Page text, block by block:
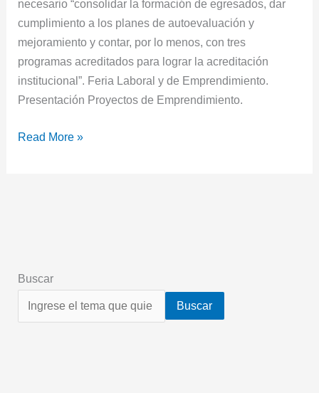
necesario “consolidar la formación de egresados, dar
cumplimiento a los planes de autoevaluación y
mejoramiento y contar, por lo menos, con tres
programas acreditados para lograr la acreditación
institucional”. Feria Laboral y de Emprendimiento.
Presentación Proyectos de Emprendimiento.
Read More »
Buscar
Buscar